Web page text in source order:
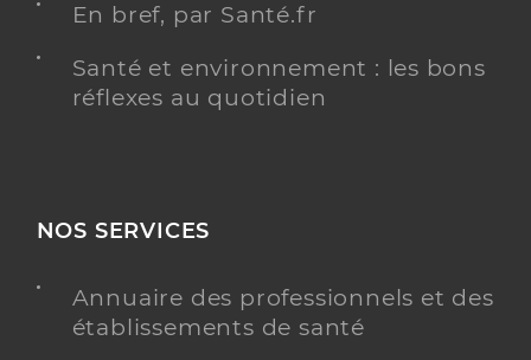
En bref, par Santé.fr
Santé et environnement : les bons
réflexes au quotidien
NOS SERVICES
Annuaire des professionnels et des
établissements de santé